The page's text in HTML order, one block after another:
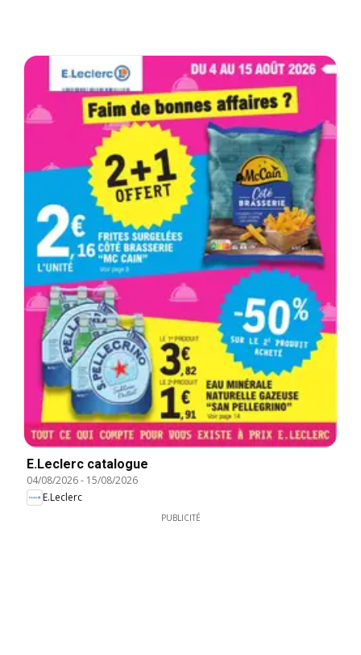
E.Leclerc catalogue
04/08/2026- 15/08/2026
E.Leclerc
PUBLICITÉ